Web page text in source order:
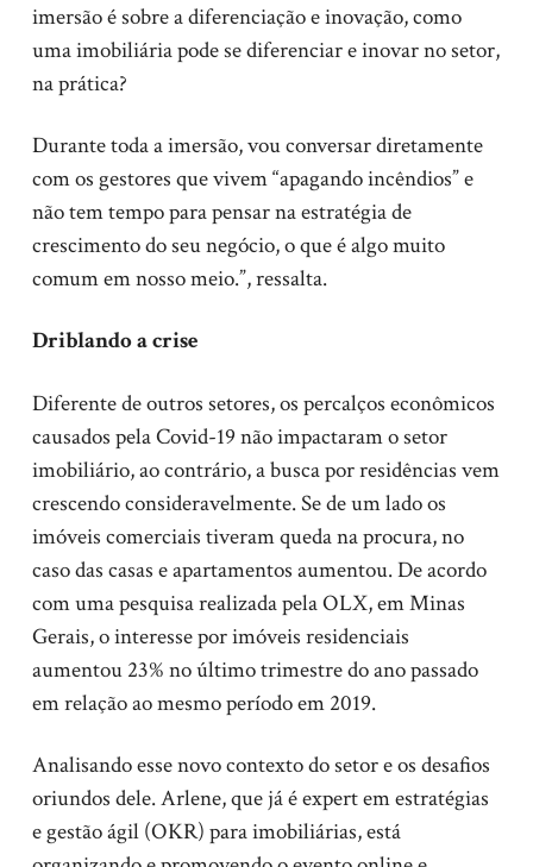
imersão é sobre a diferenciação e inovação, como
uma imobiliária pode se diferenciar e inovar no setor,
na prática?
Durante toda a imersão, vou conversar diretamente
com os gestores que vivem “apagando incêndios” e
não tem tempo para pensar na estratégia de
crescimento do seu negócio, o que é algo muito
comum em nosso meio.”, ressalta.
Driblando a crise
Diferente de outros setores, os percalços econômicos
causados pela Covid-19 não impactaram o setor
imobiliário, ao contrário, a busca por residências vem
crescendo consideravelmente. Se de um lado os
imóveis comerciais tiveram queda na procura, no
caso das casas e apartamentos aumentou. De acordo
com uma pesquisa realizada pela OLX, em Minas
Gerais, o interesse por imóveis residenciais
aumentou 23% no último trimestre do ano passado
em relação ao mesmo período em 2019.
Analisando esse novo contexto do setor e os desafios
oriundos dele. Arlene, que já é expert em estratégias
e gestão ágil (OKR) para imobiliárias, está